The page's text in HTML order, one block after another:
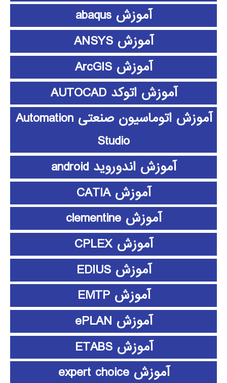
آموزش abaqus
آموزش ANSYS
آموزش ArcGIS
آموزش اتوکد AUTOCAD
آموزش اتوماسیون صنعتی Automation
Studio
آموزش اندوروید android
آموزش CATIA
آموزش clementine
آموزش CPLEX
آموزش EDIUS
آموزش EMTP
آموزش ePLAN
آموزش ETABS
آموزش expert choice